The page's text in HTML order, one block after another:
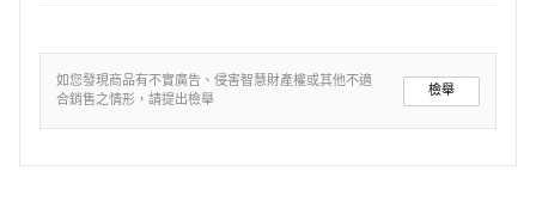
如您發現商品有不實廣告、侵害智慧財產權或其他不適
合銷售之情形，請提出檢舉
檢舉